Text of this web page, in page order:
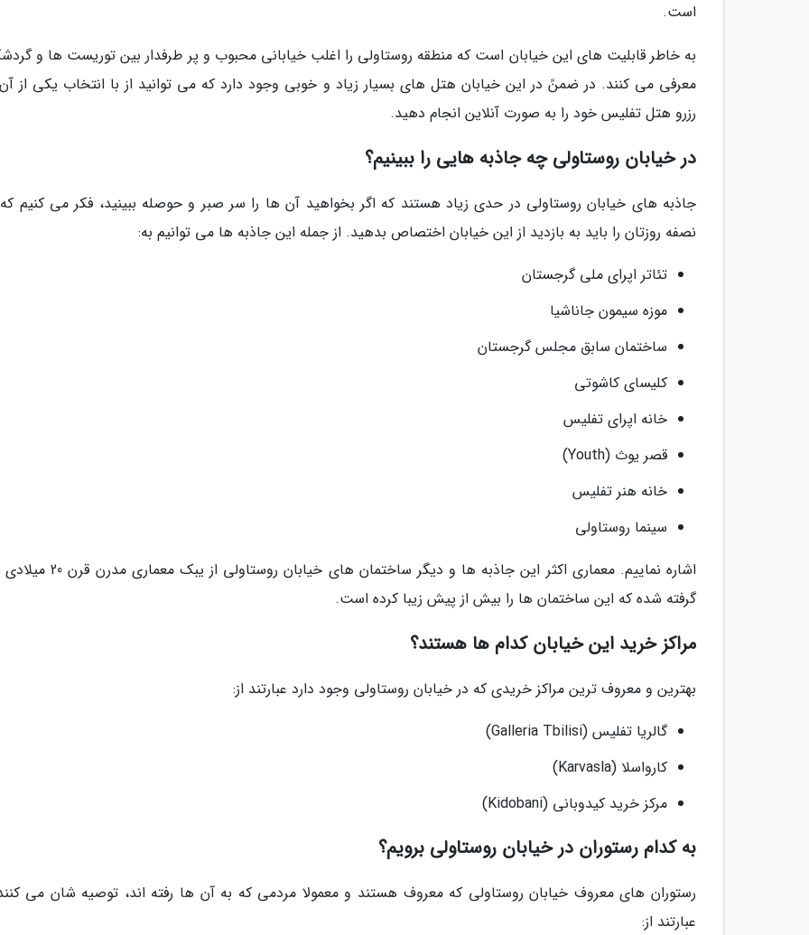
است.
به خاطر قابلیت های این خیابان است که منطقه روستاولی را اغلب خیابانی محبوب و پر طرفدار بین توریست ها و
معرفی می کنند. در ضمنً در این خیابان هتل های بسیار زیاد و خوبی وجود دارد که می توانید از با انتخاب یکی از
رزرو هتل تفلیس خود را به صورت آنلاین انجام دهید.
در خیابان روستاولی چه جاذبه هایی را ببینیم؟
جاذبه های خیابان روستاولی در حدی زیاد هستند که اگر بخواهید آن ها را سر صبر و حوصله ببینید، فکر می کنیم
نصفه روزتان را باید به بازدید از این خیابان اختصاص بدهید. از جمله این جاذبه ها می توانیم به:
تئاتر اپرای ملی گرجستان
موزه سیمون جاناشیا
ساختمان سابق مجلس گرجستان
کلیسای کاشوتی
خانه اپرای تفلیس
قصر یوث (Youth)
خانه هنر تفلیس
سینما روستاولی
اشاره نماییم. معماری اکثر این جاذبه ها و دیگر ساختمان های خیابان
گرفته شده که این ساختمان ها را بیش از پیش زیبا کرده است.
مراکز خرید این خیابان کدام ها هستند؟
بهترین و معروف ترین مراکز خریدی که در خیابان روستاولی وجود دارد عبارتند از:
گالریا تفلیس (Galleria Tbilisi)
کارواسلا (Karvasla)
مرکز خرید کیدوبانی (Kidobani)
به کدام رستوران در خیابان روستاولی برویم؟
رستوران های معروف خیابان روستاولی که معروف هستند و معمولا مردمی که به آن ها رفته اند، توصیه شان می
عبارتند از: